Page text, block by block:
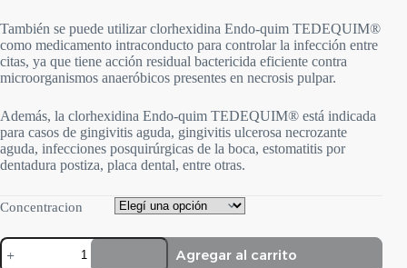
También se puede utilizar clorhexidina Endo-quim TEDEQUIM®
como medicamento intraconducto para controlar la infección entre
citas, ya que tiene acción residual bactericida eficiente contra
microorganismos anaeróbicos presentes en necrosis pulpar.
Además, la clorhexidina Endo-quim TEDEQUIM® está indicada
para casos de gingivitis aguda, gingivitis ulcerosa necrozante
aguda, infecciones posquirúrgicas de la boca, estomatitis por
dentadura postiza, placa dental, entre otras.
Concentracion
Digluconato
de
Agregar al carrito